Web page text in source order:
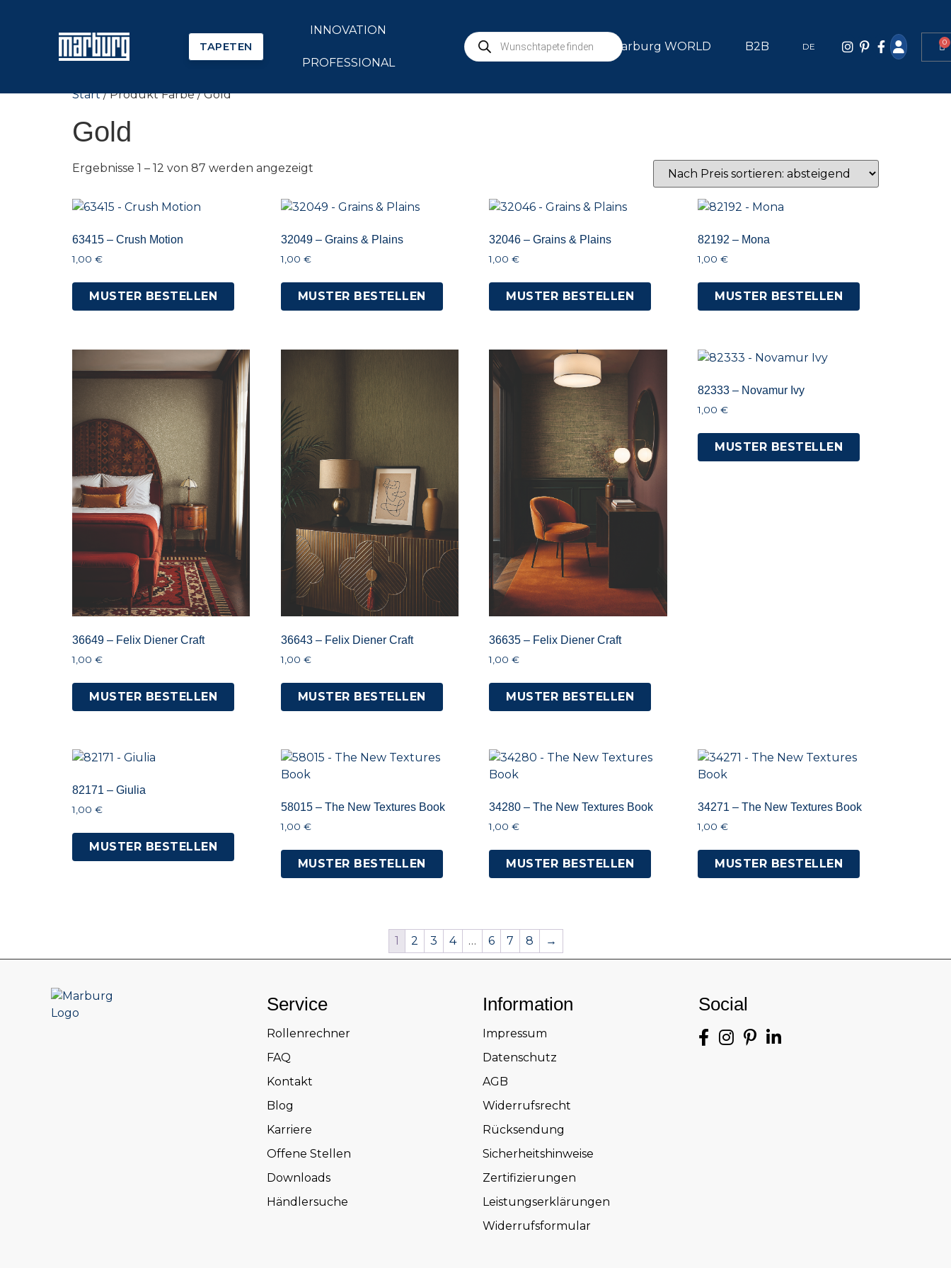
TAPETEN
INNOVATION
PROFESSIONAL
marburg WORLD B2B DE 0
Start/ Produkt Farbe / Gold
Gold
Ergebnisse 1 – 12 von 87 werden angezeigt
63415 – Crush Motion
1,00 €
MUSTER BESTELLEN
32049 – Grains & Plains
1,00 €
MUSTER BESTELLEN
32046 – Grains & Plains
1,00€
MUSTER BESTELLEN
82192 – Mona
1,00€
MUSTER BESTELLEN
36649 – Felix Diener Craft
1,00 €
MUSTER BESTELLEN
36643 – Felix Diener Craft
1,00 €
MUSTER BESTELLEN
36635 – Felix Diener Craft
1,00€
MUSTER BESTELLEN
82333 – Novamur Ivy
1,00€
MUSTER BESTELLEN
82171 – Giulia
1,00 €
MUSTER BESTELLEN
58015 – The New Textures Book
1,00 €
MUSTER BESTELLEN
34280 – The New Textures Book
1,00€
MUSTER BESTELLEN
34271 – The New Textures Book
1,00€
MUSTER BESTELLEN
1 2 3 4 … 6 7 8 →
Service
Rollenrechner
FAQ
Kontakt
Blog
Karriere
Offene Stellen
Downloads
Händlersuche
Information
Impressum
Datenschutz
AGB
Widerrufsrecht
Rücksendung
Sicherheitshinweise
Zertifizierungen
Leistungserklärungen
Widerrufsformular
Social